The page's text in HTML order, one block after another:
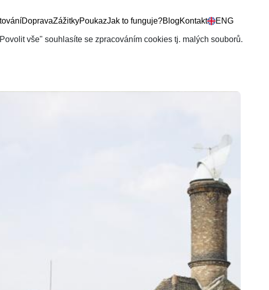
DopravaZážitkyPoukazJak to funguje?BlogKontakt ENG
vše" souhlasíte se zpracováním cookies tj. malých souborů.